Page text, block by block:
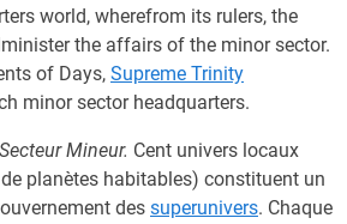
world, wherefrom its rulers, the
the affairs of the minor sector.
of Days, Supreme Trinity
minor sector headquarters.
Mineur. Cent univers locaux
planètes habitables) constituent un
des superunivers. Chaque